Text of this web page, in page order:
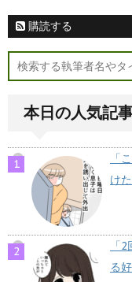
購読する
本日の人気記
「
け
「
る